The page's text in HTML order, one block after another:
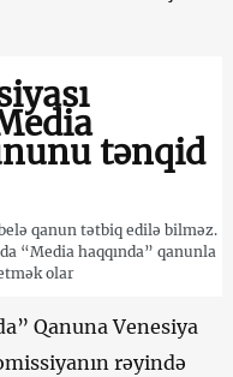
tənqid
qanun tətbiq edilə bilməz.
“Media haqqında” qanunla
olar
Qanuna Venesiya
rəyində